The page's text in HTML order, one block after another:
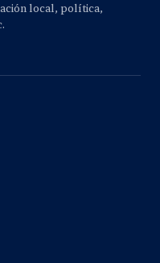
local, política,